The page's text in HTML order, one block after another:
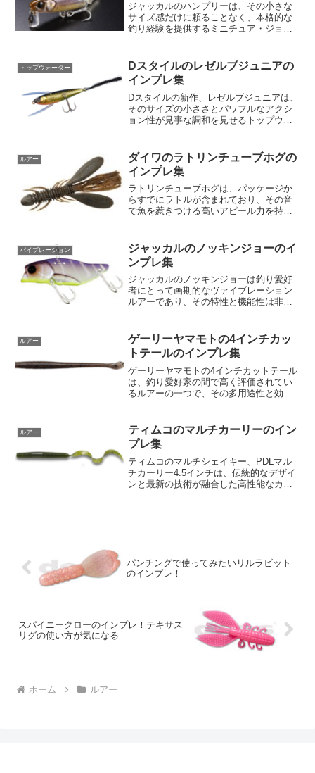
ジャッカルのハンプリーは、その小さな
サイズ感だけに頼ることなく、本格的な
釣り経験を提供するミニチュア・ジョイ
っています。カテゴリーとしてはミノウ/
シャッドに分類さ...
トップウォーター
Dスタイルのレゼルブジュニアの
インプレ集
Dスタイルの新作、レゼルブジュニアは、
そのサイズの小ささとパワフルなアクシ
ョン性が見事な調和を見せるトップウォ
驚異的なパワーを誇示します。「小さい
けど滅茶苦茶パワ...
ルアー
ダイワのラトリンチューブホグの
インプレ集
ラトリンチューブホグは、パッケージか
らすでにラトルが含まれており、その音
で魚を惹きつける高いアピール力を持っ
ームよりも魅力的に感じられます。ま
た、大きなハンマーハンドが水...
バイブレーション
ジャッカルのノッキンジョーのイ
ンプレ集
ジャッカルのノッキンジョーは釣り愛好
者にとって画期的なヴァイブレーション
ルアーであり、その特性と機能性は非常
な「突き出た顎（Jaw）」です。このノ
ッキンジョーは底を突き...
ルアー
ゲーリーヤマモトの4インチカッ
トテールのインプレ集
ゲーリーヤマモトの4インチカットテール
は、釣り愛好家の間で高く評価されてい
るルアーの一つで、その多用途性と効果
クニックに適応できる、その特異性と多
様性からです。まず、そ...
ルアー
ティムコのマルチカーリーのイン
プレ集
ティムコのマルチシェイキー、PDLマル
チカーリー4.5インチは、伝統的なデザイ
ンと最新の技術が融合した高性能なカー
パンチングで使ってみたいリルラビット
のインプレ！
スパイニークローのインプレ！テキサス
リグの使い方が気になる
ホーム ルアー